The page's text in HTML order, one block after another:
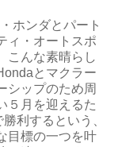
ホンダとパート
ィ・オートスポ
こんな素晴らし
とマクラー
シップのため周
５月を迎えるた
利するという、
目標の一つを叶